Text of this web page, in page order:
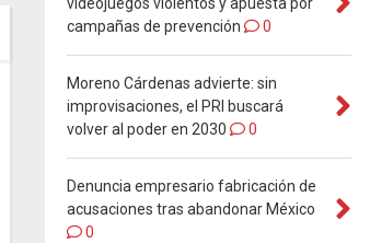
campañas de prevención
0
Moreno Cárdenas advierte: sin
improvisaciones, el PRI buscará
volver al poder en 2030
0
Denuncia empresario fabricación de
acusaciones tras abandonar México
0